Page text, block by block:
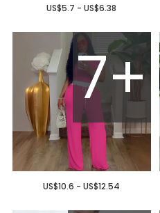
US$5.7 - US$6.38
7+
US$10.6 - US$12.54